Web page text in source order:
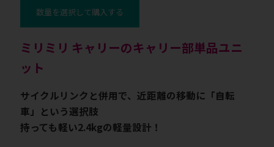
数量を選択して購入する
ミリミリ キャリーのキャリー部単品ユニ
ット
サイクルリンクと併用で、近距離の移動に「自転
車」という選択肢
持っても軽い2.4kgの軽量設計！